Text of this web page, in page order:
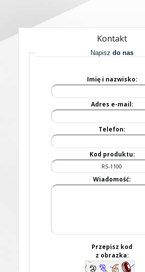
Kontakt
Napisz do nas
Imię i nazwisko:
Adres e-mail:
Telefon:
Kod produktu:
Wiadomość:
Przepisz kod
z obrazka: